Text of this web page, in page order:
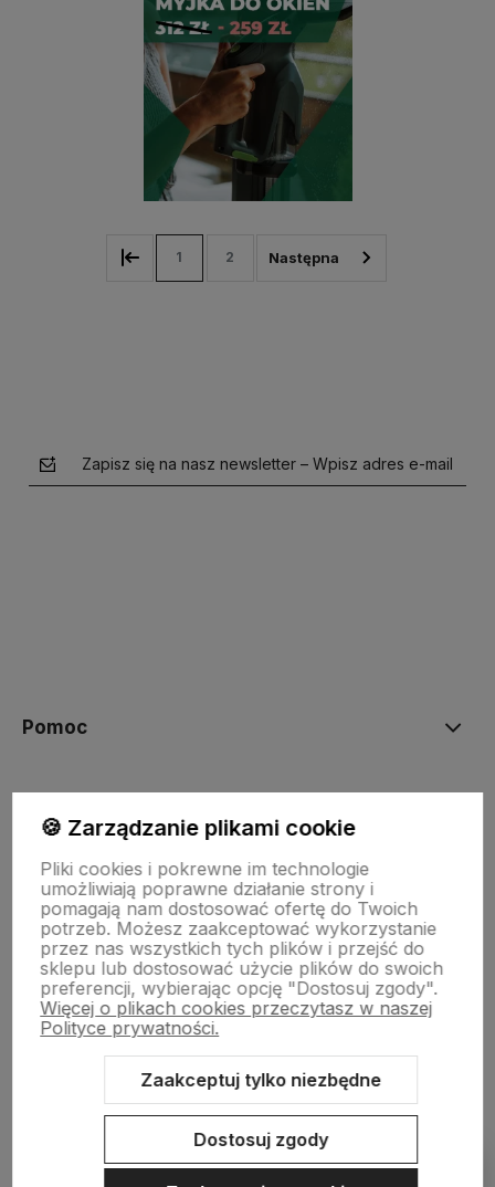
1 2
Zapisz się na nasz newsletter – Wpisz adres e-mail
Pomoc
Płatności i dostawa
Informacje
O nas
Sklep internetowy Shoper.pl Szablon Shoper Modern 3.0™
GrowCommerce
🍪 Zarządzanie plikami cookie
Pliki cookies i pokrewne im technologie
umożliwiają poprawne działanie strony i
pomagają nam dostosować ofertę do Twoich
potrzeb. Możesz zaakceptować wykorzystanie
przez nas wszystkich tych plików i przejść do
sklepu lub dostosować użycie plików do swoich
preferencji, wybierając opcję "Dostosuj zgody".
Więcej o plikach cookies przeczytasz w naszej
Polityce prywatności.
Zaakceptuj tylko niezbędne
Dostosuj zgody